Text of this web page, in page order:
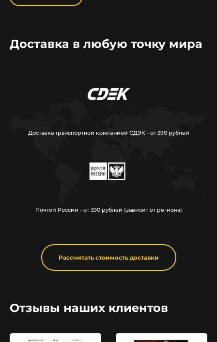
Доставка в любую точку мира
Доставка транспортной компанией СДЭК - от 390 рублей
Почтой России - от 390 рублей (зависит от региона)
Рассчитать стоимость доставки
Отзывы наших клиентов